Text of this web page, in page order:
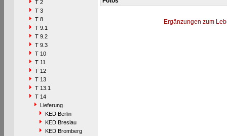
T 2
T 3
T 8
T 9.1
T 9.2
T 9.3
T 10
T 11
T 12
T 13
T 13.1
T 14
Lieferung
KED Berlin
KED Breslau
KED Bromberg
Ergänzungen zum